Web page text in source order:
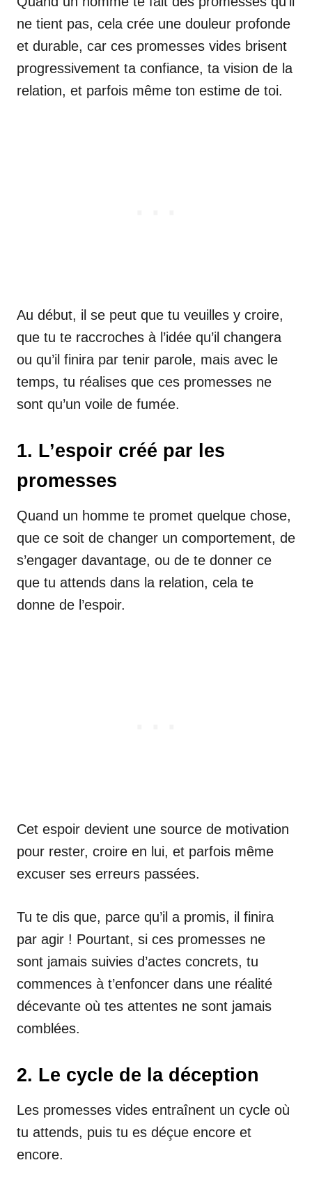
ne tient pas, cela crée une douleur profonde
et durable, car ces promesses vides brisent
progressivement ta confiance, ta vision de la
relation, et parfois même ton estime de toi.
Au début, il se peut que tu veuilles y croire,
que tu te raccroches à l’idée qu’il changera
ou qu’il finira par tenir parole, mais avec le
temps, tu réalises que ces promesses ne
sont qu’un voile de fumée.
1. L’espoir créé par les
promesses
Quand un homme te promet quelque chose,
que ce soit de changer un comportement, de
s’engager davantage, ou de te donner ce
que tu attends dans la relation, cela te
donne de l’espoir.
Cet espoir devient une source de motivation
pour rester, croire en lui, et parfois même
excuser ses erreurs passées.
Tu te dis que, parce qu’il a promis, il finira
par agir ! Pourtant, si ces promesses ne
sont jamais suivies d’actes concrets, tu
commences à t’enfoncer dans une réalité
décevante où tes attentes ne sont jamais
comblées.
2. Le cycle de la déception
Les promesses vides entraînent un cycle où
tu attends, puis tu es déçue encore et
encore.